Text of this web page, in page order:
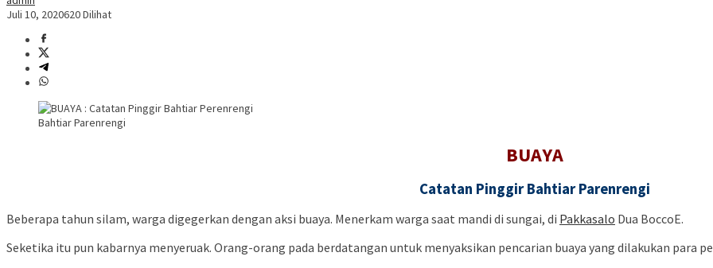
Juli 10, 2020620 Dilihat
Bahtiar Parenrengi
BUAYA
Catatan Pinggir Bahtiar Parenrengi
Beberapa tahun silam, warga digegerkan dengan aksi buaya. Menerkam warga saat mandi di sungai, di Pakkasalo Dua BoccoE.
Seketika itu pun kabarnya menyeruak. Orang-orang pada berdatangan untuk menyaksikan pencarian buaya yang dilakukan para